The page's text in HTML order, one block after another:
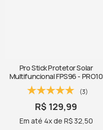
Pro Stick Protetor Solar
Multifuncional FPS96 - PRO10
(3)
R$ 129,99
Em até 4x de R$ 32,50